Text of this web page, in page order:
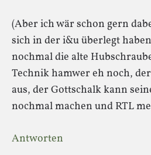
(Aber ich wär schon gern
sich in der i&u überlegt
nochmal die alte
Technik hamwer eh noch,
aus, der Gottschalk kann
nochmal machen und RTL
Antworten